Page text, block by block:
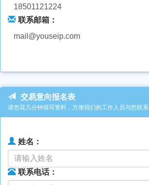
18501121224
联系邮箱：
mail@youseip.com
交易意向报名表
请您花几分钟填写资料，方便我们的工作人员与您联系
姓名：
联系电话：